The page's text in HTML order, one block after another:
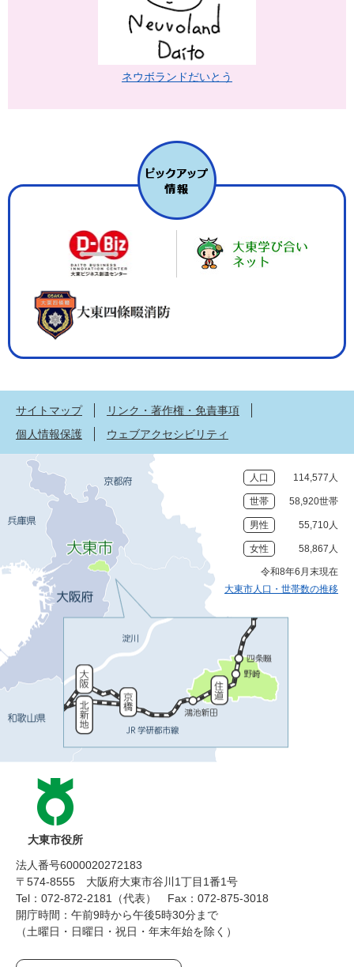
ネウボランドだいとう
サイトマップ
リンク・著作権・免責事項
個人情報保護
ウェブアクセシビリティ
人口 114,577人
世帯 58,920世帯
男性 55,710人
女性 58,867人
令和8年6月末現在
大東市人口・世帯数の推移
大東市役所
法人番号6000020272183
〒574-8555 大阪府大東市谷川1丁目1番1号
Tel：072-872-2181（代表）
Fax：072-875-3018
開庁時間：午前9時から午後5時30分まで
（土曜日・日曜日・祝日・年末年始を除く）